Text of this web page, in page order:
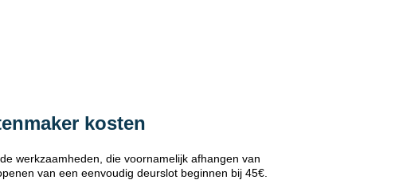
kosten
werkzaamheden, die voornamelijk afhangen van
van een eenvoudig deurslot beginnen bij 45€.